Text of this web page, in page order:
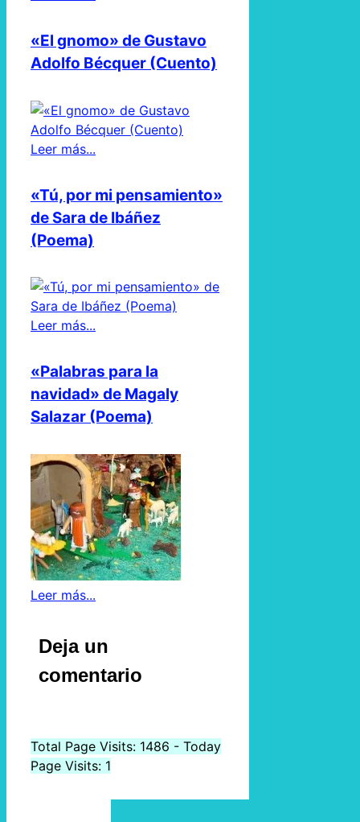
«El gnomo» de Gustavo
Adolfo Bécquer (Cuento)
Leer más...
«Tú, por mi pensamiento»
de Sara de Ibáñez
(Poema)
Leer más...
«Palabras para la
navidad» de Magaly
Salazar (Poema)
Leer más...
Deja un
comentario
Total Page Visits: 1486 - Today
Page Visits: 1